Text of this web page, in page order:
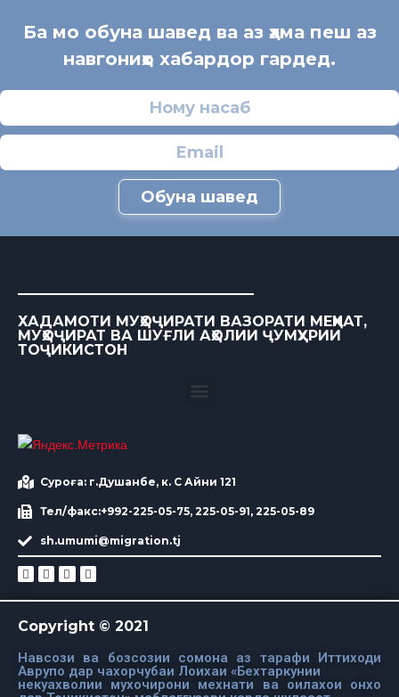
Ба мо обуна шавед ва аз ҳама пеш аз
навгониҳо хабардор гардед.
Обуна шавед
ХАДАМОТИ МУҲОҶИРАТИ ВАЗОРАТИ МЕҲНАТ,
МУҲОҶИРАТ ВА ШУҒЛИ АҲОЛИИ ҶУМҲУРИИ
ТОҶИКИСТОН
Суроға: г.Душанбе, к. С Айни 121
Тел/факс:+992-225-05-75, 225-05-91, 225-05-89
sh.umumi@migration.tj
Copyright © 2021
Навсози ва бозсозии сомона аз тарафи Иттиходи
Аврупо дар чахорчубаи Лоихаи «Бехтаркунии
некуахволии мухочирони мехнати ва оилахои онхо